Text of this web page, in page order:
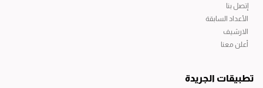
إتصل بنا
الأعداد السابقة
الارشيف
أعلن معنا
تطبيقات الجريدة